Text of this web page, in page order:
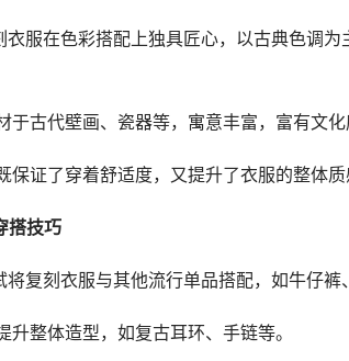
衣服在色彩搭配上独具匠心，以古典色调
古代壁画、瓷器等，寓意丰富，富有文化
证了穿着舒适度，又提升了衣服的整体质
搭技巧
复刻衣服与其他流行单品搭配，如牛仔裤
整体造型，如复古耳环、手链等。